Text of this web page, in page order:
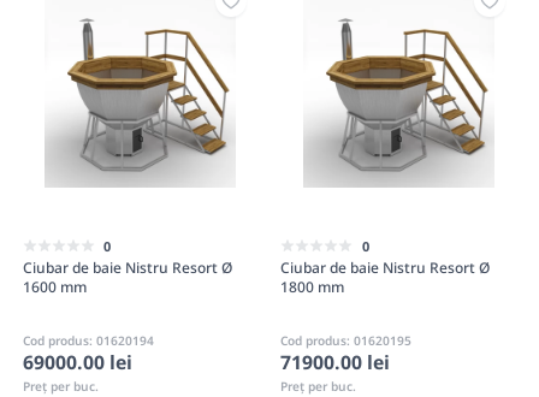
0
Ciubar de baie Nistru Resort Ø
1600 mm
Cod produs: 01620194
69000.00 lei
Preț per buc.
0
Ciubar de baie Nistru Resort Ø
1800 mm
Cod produs: 01620195
71900.00 lei
Preț per buc.